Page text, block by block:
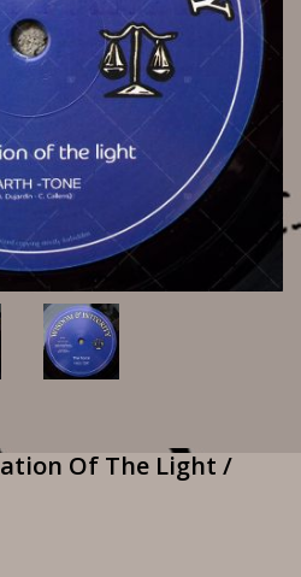
Of The Light /